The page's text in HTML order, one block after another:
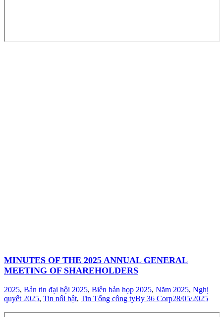
MINUTES OF THE 2025 ANNUAL GENERAL
MEETING OF SHAREHOLDERS
2025, Bản tin đại hội 2025, Biên bản họp 2025, Năm 2025, Nghị
quyết 2025, Tin nổi bật, Tin Tổng công tyBy 36 Corp28/05/2025